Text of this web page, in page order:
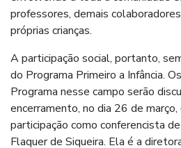
professores, demais
próprias crianças.
A participação social, portanto,
do Programa Primeiro a Infância.
Programa nesse campo serão
encerramento, no dia 26 de
participação como conferencista
Flaquer de Siqueira. Ela é a